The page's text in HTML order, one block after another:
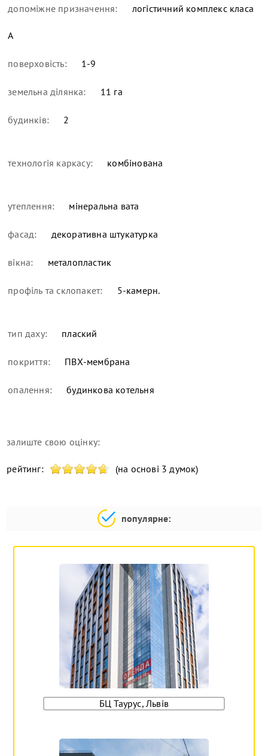
допоміжне призначення: логістичний комплекс класа
А
поверховість: 1-9
земельна ділянка: 11 га
будинків: 2
технологія каркасу: комбінована
утеплення: мінеральна вата
фасад: декоративна штукатурка
вікна: металопластик
профіль та склопакет: 5-камерн.
тип даху: плаский
покриття: ПВХ-мембрана
опалення: будинкова котельня
залиште свою оцінку:
рейтинг: (на основі 3 думок)
популярне:
БЦ Таурус, Львів